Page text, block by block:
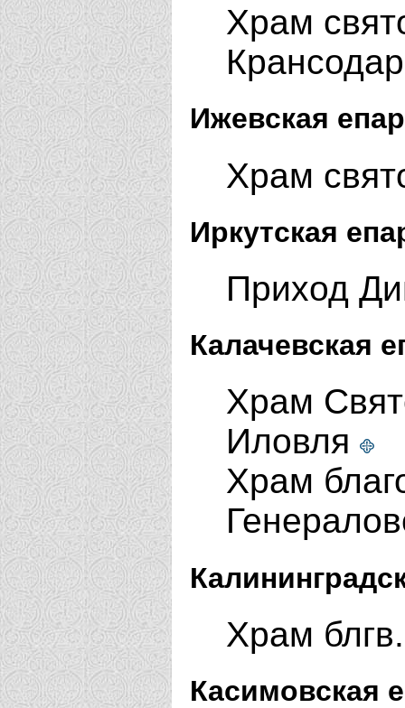
Храм
Ижевская
Храм
Иркутская
Приход
Калачевская
Храм
Иловля
Храм
Храм
Касимовская